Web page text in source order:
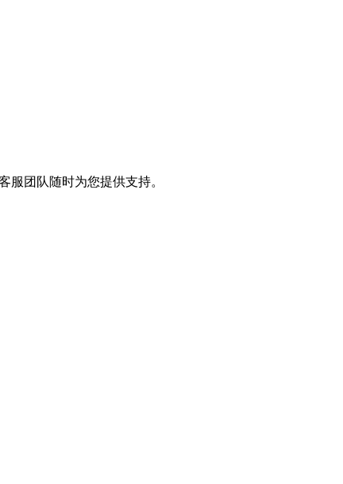
服团队随时为您提供支持。